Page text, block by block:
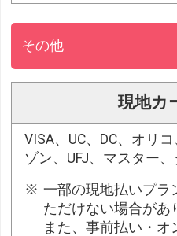
その他
現地カ
VISA、UC、DC、オリ
ゾン、UFJ、マスター
一部の現地払いプラ
ただけない場合があ
また、事前払い・